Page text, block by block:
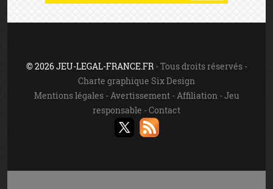
© 2026 JEU-LEGAL-FRANCE.FR- Tous droits réservés -
Charte graphique Six Design
Mentions légales- Avertissement- Affiliation -Jeu
responsable -Contact